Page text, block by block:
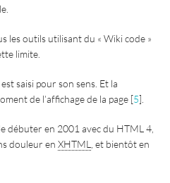
les outils utilisant du « Wiki code »
limite.
saisi pour son sens. Et la
de l’affichage de la page [5]
débuter en 2001 avec du HTML 4,
douleur enXHTML , et bientôt en